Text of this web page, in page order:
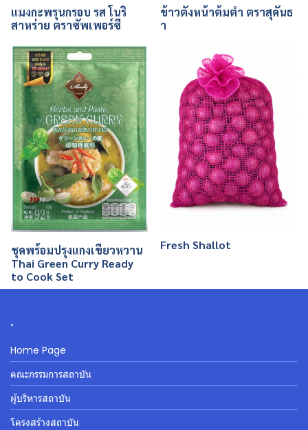
แมงกะพรุนกรอบ รส โนริ
สาหร่าย ตราซัพเพอร์ซี
ข้าวตังหน้าต้มตำ ตราสุคันธ
า
ชุดพร้อมปรุงแกงเขียวหวาน
Thai Green Curry Ready
to Cook Set
Fresh Shallot
.
Home Page
คณะกรรมการสถาบัน
ผู้บริหารสถาบัน
โครงสร้างสถาบัน